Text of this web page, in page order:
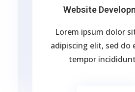
Website
Lorem ipsum dolor
adipiscing elit, sed do
tempor